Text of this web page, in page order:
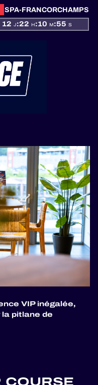
SPA-FRANCORCHAMPS
12 J:22 H:10 M:55 S
VIP inégalée,
pitlane de